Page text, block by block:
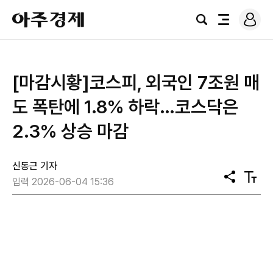
아
주
경
검
전
로
그
[마감시황]코스피, 외국인 7조원 매
도 폭탄에 1.8% 하락…코스닥은
2.3% 상승 마감
신동근 기자
입력 2026-06-04 15:36
공
유
텍
스